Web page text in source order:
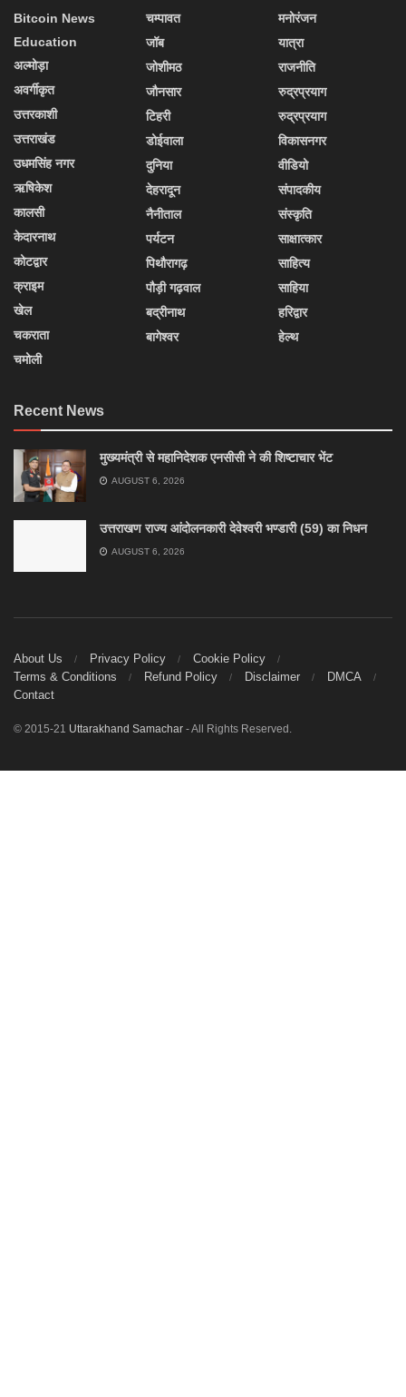
Bitcoin News
Education
अल्मोड़ा
अवर्गीकृत
उत्तरकाशी
उत्तराखंड
उधमसिंह नगर
ऋषिकेश
कालसी
केदारनाथ
कोटद्वार
क्राइम
खेल
चकराता
चमोली
चम्पावत
जॉब
जोशीमठ
जौनसार
टिहरी
डोईवाला
दुनिया
देहरादून
नैनीताल
पर्यटन
पिथौरागढ़
पौड़ी गढ़वाल
बद्रीनाथ
बागेश्वर
मनोरंजन
यात्रा
राजनीति
रुद्रप्रयाग
रुद्रप्रयाग
विकासनगर
वीडियो
संपादकीय
संस्कृति
साक्षात्कार
साहित्य
साहिया
हरिद्वार
हेल्थ
Recent News
मुख्यमंत्री से महानिदेशक एनसीसी ने की शिष्टाचार भेंट
AUGUST 6, 2026
उत्तराखण राज्य आंदोलनकारी देवेश्वरी भण्डारी (59) का निधन
AUGUST 6, 2026
About Us Privacy Policy
Cookie Policy
Terms & Conditions
Refund Policy Disclaimer
DMCA
Contact
© 2015-21 Uttarakhand Samachar - All Rights Reserved.